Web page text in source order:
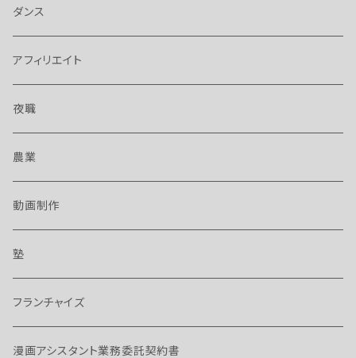
ダンス
アフィリエイト
夜職
農業
動画制作
塾
フランチャイズ
漫画アシスタント業務委託契約書